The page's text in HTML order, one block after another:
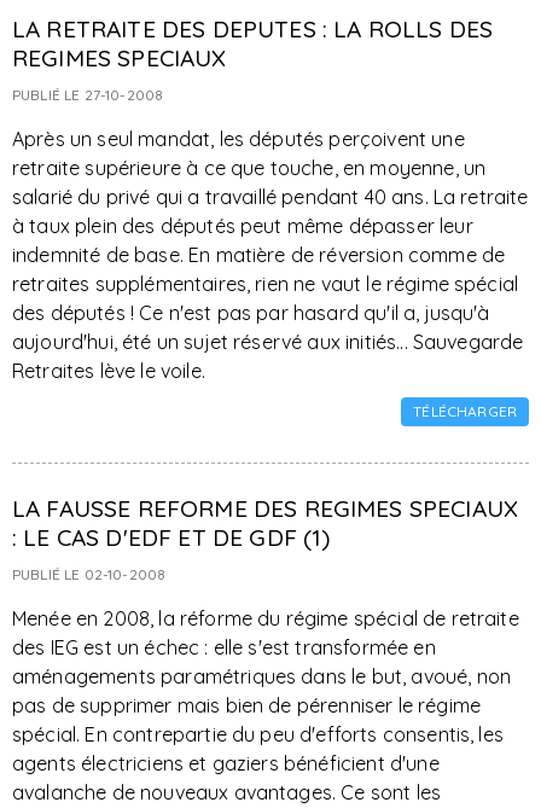
LA RETRAITE DES DEPUTES : LA ROLLS DES
REGIMES SPECIAUX
PUBLIÉ LE 27-10-2008
Après un seul mandat, les députés perçoivent une
retraite supérieure à ce que touche, en moyenne, un
salarié du privé qui a travaillé pendant 40 ans. La retraite
à taux plein des députés peut même dépasser leur
indemnité de base. En matière de réversion comme de
retraites supplémentaires, rien ne vaut le régime spécial
des députés ! Ce n'est pas par hasard qu'il a, jusqu'à
aujourd'hui, été un sujet réservé aux initiés... Sauvegarde
Retraites lève le voile.
TÉLÉCHARGER
LA FAUSSE REFORME DES REGIMES SPECIAUX
: LE CAS D'EDF ET DE GDF (1)
PUBLIÉ LE 02-10-2008
Menée en 2008, la réforme du régime spécial de retraite
des IEG est un échec : elle s'est transformée en
aménagements paramétriques dans le but, avoué, non
pas de supprimer mais bien de pérenniser le régime
spécial. En contrepartie du peu d'efforts consentis, les
agents électriciens et gaziers bénéficient d'une
avalanche de nouveaux avantages. Ce sont les